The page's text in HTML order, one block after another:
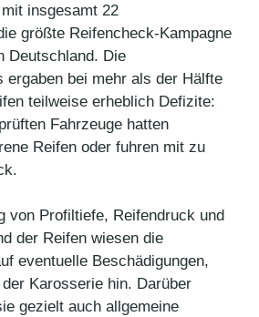
insgesamt 22
größte Reifencheck-Kampagne
Deutschland. Die
ergaben bei mehr als der Hälfte
teilweise erheblich Defizite:
Fahrzeuge hatten
Reifen oder fuhren mit zu
von Profiltiefe, Reifendruck und
der Reifen wiesen die
eventuelle Beschädigungen,
Karosserie hin. Darüber
gezielt auch allgemeine